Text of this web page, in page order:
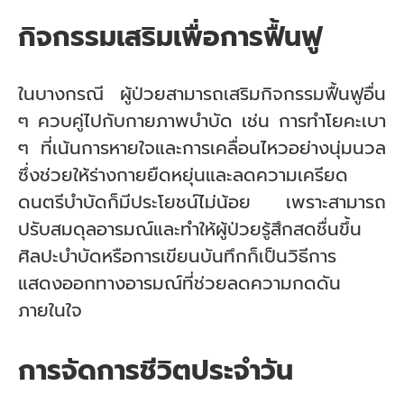
กิจกรรมเสริมเพื่อการฟื้นฟู
ในบางกรณี ผู้ป่วยสามารถเสริมกิจกรรมฟื้นฟูอื่น
ๆ ควบคู่ไปกับกายภาพบำบัด เช่น การทำโยคะเบา
ๆ ที่เน้นการหายใจและการเคลื่อนไหวอย่างนุ่มนวล
ซึ่งช่วยให้ร่างกายยืดหยุ่นและลดความเครียด
ดนตรีบำบัดก็มีประโยชน์ไม่น้อย เพราะสามารถ
ปรับสมดุลอารมณ์และทำให้ผู้ป่วยรู้สึกสดชื่นขึ้น
ศิลปะบำบัดหรือการเขียนบันทึกก็เป็นวิธีการ
แสดงออกทางอารมณ์ที่ช่วยลดความกดดัน
ภายในใจ
การจัดการชีวิตประจำวัน